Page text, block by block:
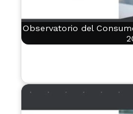
Observatorio del